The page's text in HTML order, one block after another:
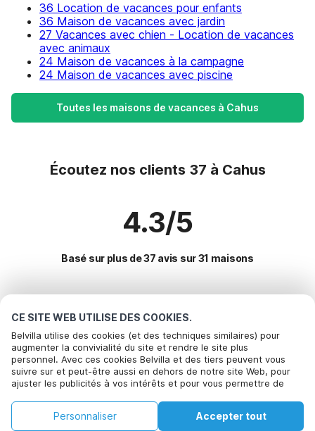
CE SITE WEB UTILISE DES COOKIES.
Belvilla utilise des cookies (et des techniques similaires) pour
augmenter la convivialité du site et rendre le site plus
personnel. Avec ces cookies Belvilla et des tiers peuvent vous
suivre sur et peut-être aussi en dehors de notre site Web, pour
ajuster les publicités à vos intérêts et pour vous permettre de
Accepter, vous acceptez de le faire. Plus d'informations peuvent
être trouvées dans notre
politique de cookie.
Accepter tout
Personnaliser
36 Location de vacances pour enfants
36 Maison de vacances avec jardin
27 Vacances avec chien - Location de vacances
avec animaux
24 Maison de vacances à la campagne
24 Maison de vacances avec piscine
Toutes les maisons de vacances à Cahus
Écoutez nos clients 37 à Cahus
4.3/5
Basé sur plus de 37 avis sur 31 maisons
Destinations les plus populaires pour les
vacances
Villes offrant les meilleures commodités pour les vacances
Maison de vacances avec piscine gourdon
Location de vacances pour enfants masclat
Location de vacances pour enfants anglars-nozac
Commodités populaires pour les vacances en Cahus
Location de vacances pour enfants
Villes populaires pour les vacances en Lot